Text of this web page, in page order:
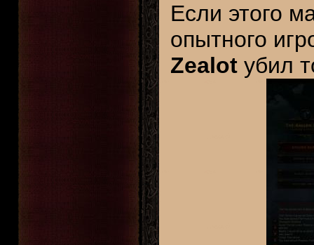
Если этого
опытного
Zealot убил